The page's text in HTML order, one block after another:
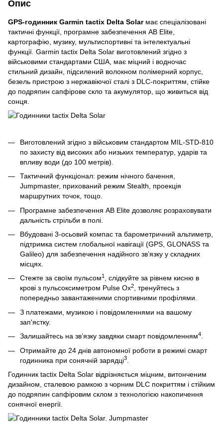
Опис
GPS-годинник Garmin tactix Delta Solarмає спеціалізовані
тактичні функції, програмне забезпечення AB Elite,
картографію, музику, мультиспортивні та інтелектуальні
функції. Garmin tactix Delta Solar виготовлений згідно з
військовими стандартами США, має міцний і водночас
стильний дизайн, підсилений волокном полімерний корпус,
безель пристрою з нержавіючої сталі з DLC-покриттям, стійке
до подряпин сапфірове скло та акумулятор, що живиться від
сонця.
Виготовлений згідно з військовим стандартом MIL-STD-810
по захисту від високих або низьких температур, ударів та
впливу води (до 100 метрів).
Тактичний функціонал: режим нічного бачення,
Jumpmaster, прихований режим Stealth, проекція
маршрутних точок, тощо.
Програмне забезпечення AB Elite дозволяє розраховувати
дальність стрільби в полі.
Вбудовані 3-осьовий компас та барометричний альтиметр,
підтримка систем глобальної навігації (GPS, GLONASS та
Galileo) для забезпечення надійного зв’язку у складних
місцях.
Стежте за своїм пульсом1 , слідкуйте за рівнем кисню в
крові з пульсоксиметром Pulse Ox2, тренуйтесь з
попередньо завантаженими спортивними профілями.
З платежами, музикою і повідомленнями на вашому
зап'ястку.
Залишайтесь на зв’язку завдяки смарт повідомленням4.
Отримайте до 24 днів автономної роботи в режимі смарт
годинника при сонячній зарядці3
Годинник tactix Delta Solar відрізняється міцним, витонченим
дизайном, сталевою рамкою з чорним DLC покриттям і стійким
до подряпин сапфіровим склом з технологією накопичення
сонячної енергії.